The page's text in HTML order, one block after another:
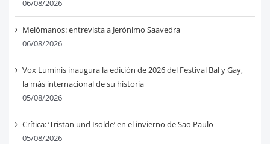
06/08/2026
Melómanos: entrevista a Jerónimo Saavedra
06/08/2026
Vox Luminis inaugura la edición de 2026 del Festival Bal y Gay,
la más internacional de su historia
05/08/2026
Crítica: ‘Tristan und Isolde’ en el invierno de Sao Paulo
05/08/2026